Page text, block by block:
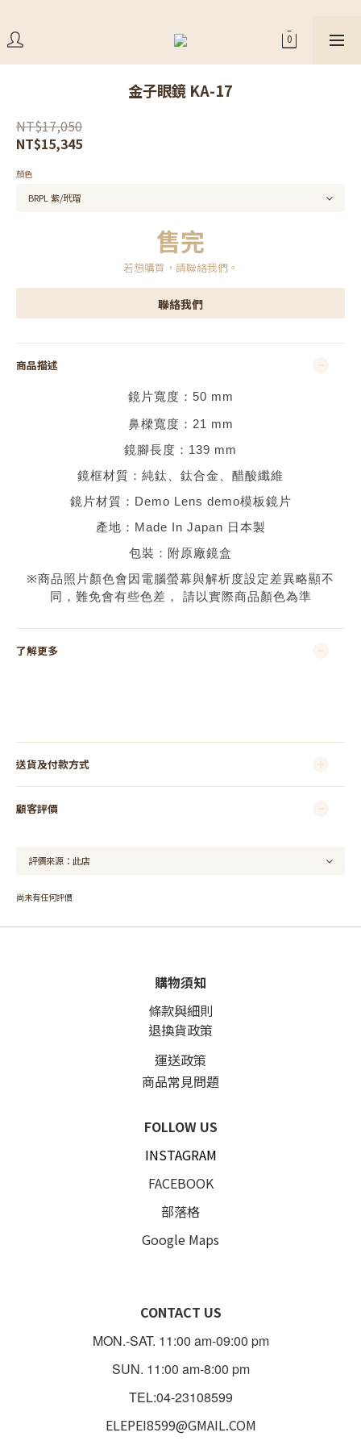
金子眼鏡 KA-17
NT$17,050
NT$15,345
顏色
售完
若想購買，請聯絡我們。
聯絡我們
商品描述
鏡片寬度： 50 mm
鼻樑寬度： 21 mm
鏡腳長度： 139 mm
鏡框材質： 純鈦、鈦合金
、醋酸纖維
鏡片材質： Demo Lens demo模板鏡片
產地： Made In Japan 日本製
包裝：附原廠鏡盒
※商品照片顏色會因電腦螢幕與解析度設定差異略顯不
同，難免會有些色差，
請以實際商品顏色為準
了解更多
送貨及付款方式
顧客評價
尚未有任何評價
購物須知
條款與細則
退換貨政策
運送政策
商品常見問題
FOLLOW US
INSTAGRAM
FACEBOOK
部落格
Google Maps
CONTACT US
MON.-SAT. 11:00 am-09:00 pm
SUN. 11:00 am-8:00 pm
TEL:04-23108599
ELEPEI8599@GMAIL.COM